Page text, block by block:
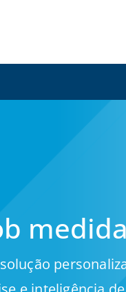
medida